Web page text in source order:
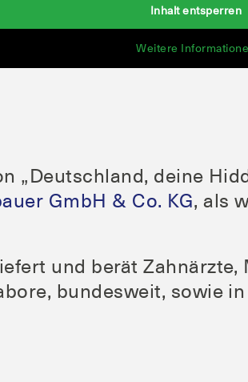
Inhalt ent­sper­ren
Wei­te­re
„Deutsch­land, dei­ne
GmbH & Co. KG, als
und berät
bun­des­weit, sowie